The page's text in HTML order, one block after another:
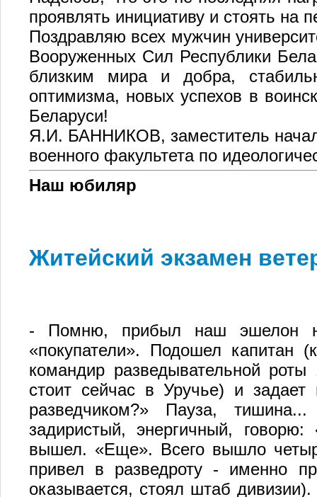
проявлять инициативу и стоять на
Поздравляю всех мужчин
Вооруженных Сил Республики
близким мира и добра,
оптимизма, новых успехов в
Беларуси!
Я.И. БАННИКОВ, заместитель
военного факультета по
Наш юбиляр
Житейский экзамен
- Помню, прибыл наш эшелон
«покупатели». Подошел капитан
командир разведывательной роты
стоит сейчас в Уручье) и
разведчиком?» Пауза,
задиристый, энергичный,
вышел. «Еще». Всего вышло
привел в разведроту - именно
оказывается, стоял штаб